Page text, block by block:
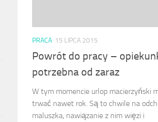
PRACA 15 LIPCA 2015
Powrót do pracy –
potrzebna od zaraz
W tym momencie urlop macierzyński
trwać nawet rok. Są to chwile na
maluszka, nawiązanie z nim więzi i